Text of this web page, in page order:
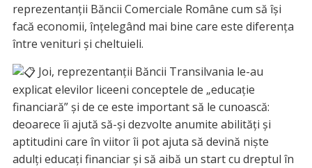
reprezentanții Băncii Comerciale Române cum să își
facă economii, înțelegând mai bine care este diferența
între venituri și cheltuieli.
Joi, reprezentanții Băncii Transilvania le-au
explicat elevilor liceeni conceptele de „educație
financiară” și de ce este important să le cunoască:
deoarece îi ajută să-și dezvolte anumite abilități și
aptitudini care în viitor îi pot ajuta să devină niște
adulți educați financiar și să aibă un start cu dreptul în